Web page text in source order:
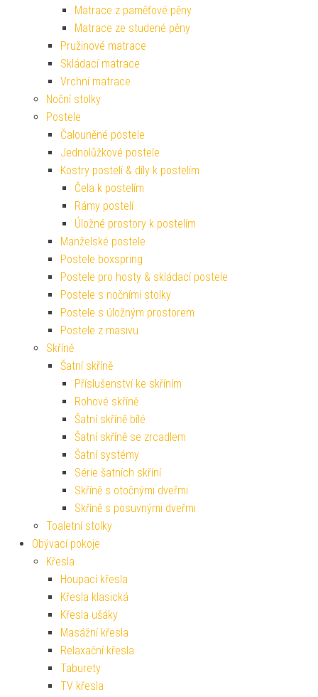
Matrace z paměťové pěny
Matrace ze studené pěny
Pružinové matrace
Skládací matrace
Vrchní matrace
Noční stolky
Postele
Čalouněné postele
Jednolůžkové postele
Kostry postelí & díly k postelím
Čela k postelím
Rámy postelí
Úložné prostory k postelím
Manželské postele
Postele boxspring
Postele pro hosty & skládací postele
Postele s nočními stolky
Postele s úložným prostorem
Postele z masivu
Skříně
Šatní skříně
Příslušenství ke skříním
Rohové skříně
Šatní skříně bílé
Šatní skříně se zrcadlem
Šatní systémy
Série šatních skříní
Skříně s otočnými dveřmi
Skříně s posuvnými dveřmi
Toaletní stolky
Obývací pokoje
Křesla
Houpací křesla
Křesla klasická
Křesla ušáky
Masážní křesla
Relaxační křesla
Taburety
TV křesla